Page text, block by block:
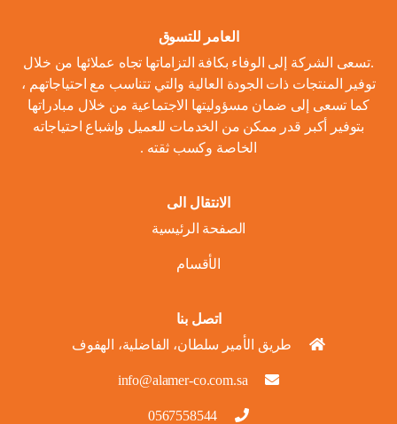
العامر للتسوق
.تسعى الشركة إلى الوفاء بكافة التزاماتها تجاه عملائها من خلال
توفير المنتجات ذات الجودة العالية والتي تتناسب مع احتياجاتهم ،
كما تسعى إلى ضمان مسؤوليتها الاجتماعية من خلال مبادراتها
بتوفير أكبر قدر ممكن من الخدمات للعميل وإشباع احتياجاته
الخاصة وكسب ثقته .
الانتقال الى
الصفحة الرئيسية
الأقسام
اتصل بنا
طريق الأمير سلطان، الفاضلية، الهفوف
info@alamer-co.com.sa
0567558544